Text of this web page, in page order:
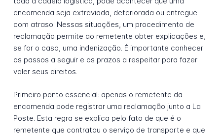
encomenda seja extraviada, deteriorada ou entregue
com atraso. Nessas situações, um procedimento de
reclamação permite ao remetente obter explicações e,
se for o caso, uma indenização. É importante conhecer
os passos a seguir e os prazos a respeitar para fazer
valer seus direitos.
Primeiro ponto essencial: apenas o remetente da
encomenda pode registrar uma reclamação junto a La
Poste. Esta regra se explica pelo fato de que é o
remetente que contratou o serviço de transporte e que